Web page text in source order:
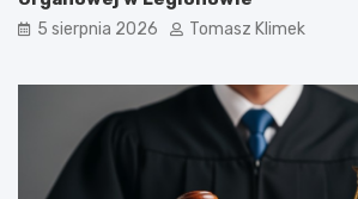
5 sierpnia 2026 Tomasz Klimek